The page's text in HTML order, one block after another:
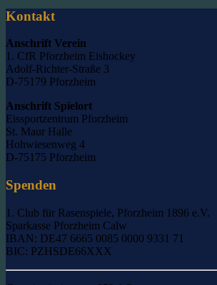
Kontakt
Anschrift Verein
1. CfR Pforzheim Eishockey
Adolf-Richter-Straße 3
D-75179 Pforzheim
Anschrift Spielort
Eissportzentrum Pforzheim
St. Maur Halle
Hohwiesenweg 4
D-75175 Pforzheim
Spenden
1. Club für Rasenspiele, Pforzheim 1896 e.V.
Sparkasse Pforzheim Calw
IBAN: DE47 6665 0085 0000 9331 71
BIC: PZHSDE66XXX